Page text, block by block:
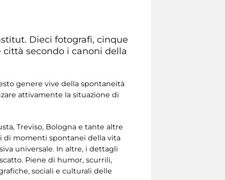
Dieci fotografi, cinque
secondo i canoni della
genere vive della spontaneità
attivamente la situazione di
Treviso, Bologna e tante altre
di momenti spontanei della vita
universale. In altre, i dettagli
Piene di humor, scurrili,
sociali e culturali delle